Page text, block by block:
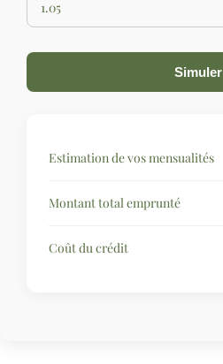
Simuler
Estimation de vos mensualités
Montant total emprunté
Coût du crédit